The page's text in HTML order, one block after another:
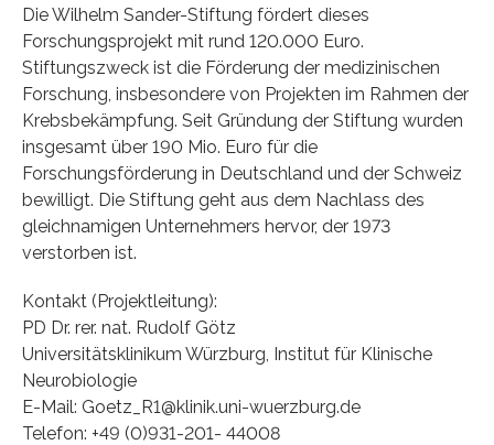
Die Wilhelm Sander-Stiftung fördert dieses
Forschungsprojekt mit rund 120.000 Euro.
Stiftungszweck ist die Förderung der medizinischen
Forschung, insbesondere von Projekten im Rahmen der
Krebsbekämpfung. Seit Gründung der Stiftung wurden
insgesamt über 190 Mio. Euro für die
Forschungsförderung in Deutschland und der Schweiz
bewilligt. Die Stiftung geht aus dem Nachlass des
gleichnamigen Unternehmers hervor, der 1973
verstorben ist.
Kontakt (Projektleitung):
PD Dr. rer. nat. Rudolf Götz
Universitätsklinikum Würzburg, Institut für Klinische
Neurobiologie
E-Mail: Goetz_R1@klinik.uni-wuerzburg.de
Telefon: +49 (0)931-201- 44008